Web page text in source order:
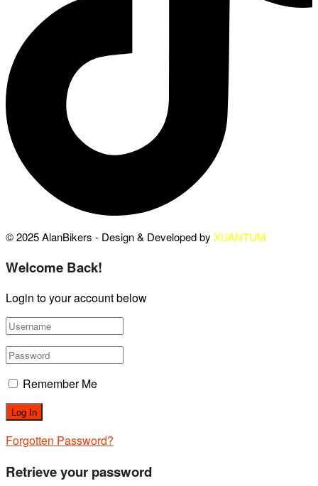
© 2025 AlanBikers - Design & Developed by XUANTUM
Welcome Back!
Login to your account below
Remember Me
Forgotten Password?
Retrieve your password